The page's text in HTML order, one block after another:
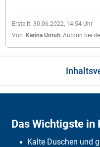
Erstellt: 30.06.2022, 14:54Uhr
Von
Karina Unruh, Autorin bei
Das Wichtigste in
Kalte Duschen und